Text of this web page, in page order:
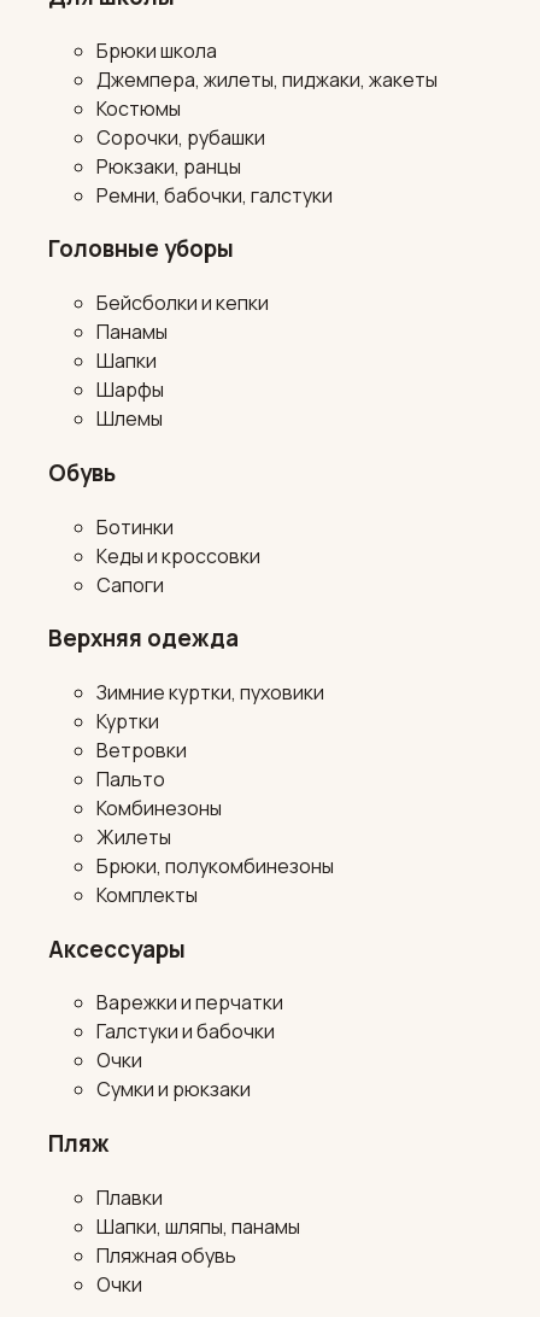
Брюки школа
Джемпера, жилеты, пиджаки, жакеты
Костюмы
Сорочки, рубашки
Рюкзаки, ранцы
Ремни, бабочки, галстуки
Головные уборы
Бейсболки и кепки
Панамы
Шапки
Шарфы
Шлемы
Обувь
Ботинки
Кеды и кроссовки
Сапоги
Верхняя одежда
Зимние куртки, пуховики
Куртки
Ветровки
Пальто
Комбинезоны
Жилеты
Брюки, полукомбинезоны
Комплекты
Аксессуары
Варежки и перчатки
Галстуки и бабочки
Очки
Сумки и рюкзаки
Пляж
Плавки
Шапки, шляпы, панамы
Пляжная обувь
Очки